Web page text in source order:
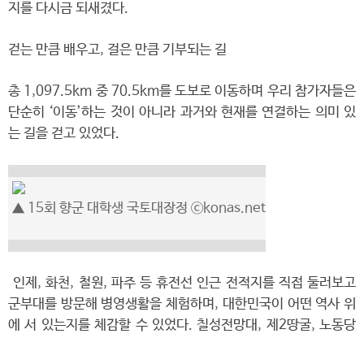
지를 다시금 되새겼다.
걷는 만큼 배우고, 걸은 만큼 기부되는 길
총 1,097.5km 중 70.5km를 도보로 이동하며 우리 참가자들은
단순히 ‘이동’하는 것이 아니라 과거와 현재를 연결하는 의미 있
는 길을 걷고 있었다.
▲ 15회 향군 대학생 국토대장정 ⓒkonas.net
인제, 화천, 철원, 파주 등 휴전선 인근 전적지를 직접 둘러보고
군부대를 방문해 병영생활을 체험하며, 대한민국이 어떤 역사 위
에 서 있는지를 체감할 수 있었다. 칠성전망대, 제2땅굴, 노동당